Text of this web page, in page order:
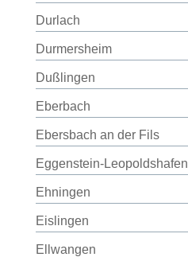
Durlach
Durmersheim
Dußlingen
Eberbach
Ebersbach an der Fils
Eggenstein-Leopoldshafen
Ehningen
Eislingen
Ellwangen